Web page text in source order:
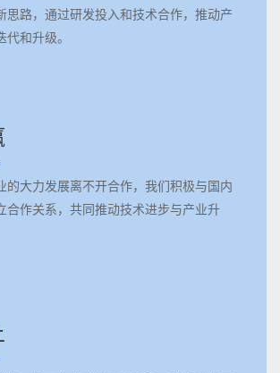
思路，通过研发投入和技术合作，推动产
和升级。
的大力发展离不开合作，我们积极与国内
合作关系，共同推动技术进步与产业升